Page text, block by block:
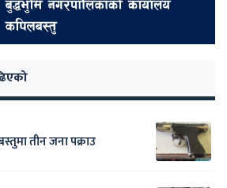
तीन जना पक्राउ